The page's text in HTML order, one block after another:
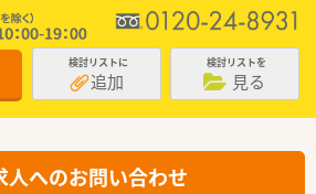
検討リストに
追加
検討リストを
見る
人へのお問い合わせ